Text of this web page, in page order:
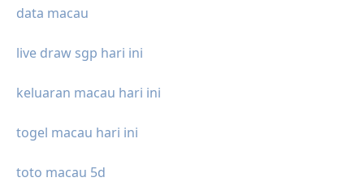
data macau
live draw sgp hari ini
keluaran macau hari ini
togel macau hari ini
toto macau 5d